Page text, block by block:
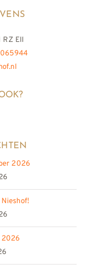
RZ Ell
2026
2026